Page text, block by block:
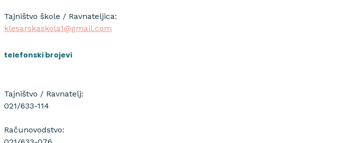
Tajništvo škole / Ravnateljica:
klesarskaskola1@gmail.com
telefonski brojevi
Tajništvo / Ravnatelj:
021/633-114
Računovodstvo: